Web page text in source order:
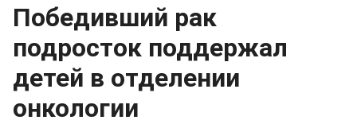
Победивший рак
подросток поддержал
детей в отделении
онкологии